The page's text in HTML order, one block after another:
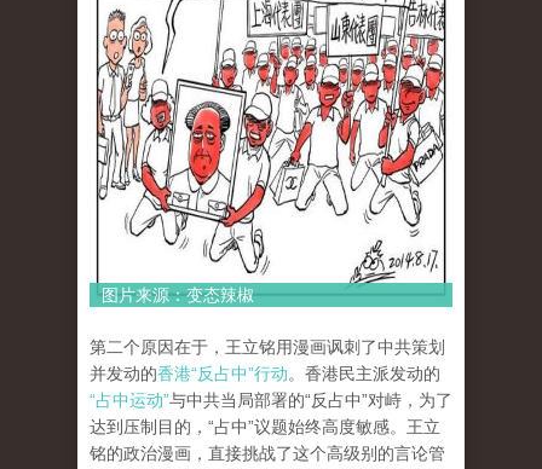
图片来源：变态辣椒
第二个原因在于，王立铭用漫画讽刺了中共策划
并发动的香港“反占中”行动。香港民主派发动的
“占中运动”与中共当局部署的“反占中”对峙，为了
达到压制目的，“占中”议题始终高度敏感。王立
铭的政治漫画，直接挑战了这个高级别的言论管